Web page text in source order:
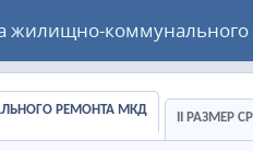
коммунального
РЕМОНТА МКД
II РАЗМЕР